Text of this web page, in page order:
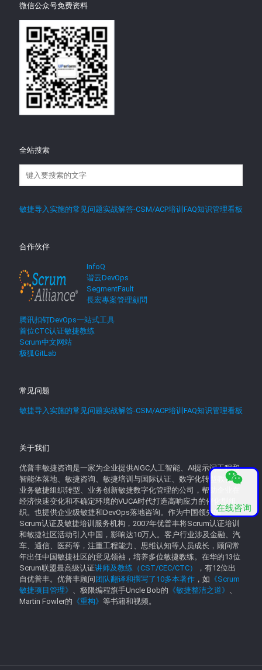
微信公众号免费资料
全站搜索
敏捷导入实施的常见问题实战解答-CSM/ACP培训FAQ知识管理看板
合作伙伴
InfoQ
谐云DevOps
SegmentFault
長宏專案管理顧問
腾讯扣钉DevOps一站式工具
首位CTC认证敏捷教练
Scrum中文网站
极狐GitLab
常见问题
敏捷导入实施的常见问题实战解答-CSM/ACP培训FAQ知识管理看板
关于我们
优普丰敏捷咨询是一家为企业提供AIGC人工智能、AI提示词工程和
智能体落地、敏捷咨询、敏捷培训与国际认证、数字化转型教育、
业务敏捷组织转型、业务创新敏捷数字化管理的公司，帮助企业在
经济快速变化和不确定环境的VUCA时代打造高响应力的催化型组
织。也提供企业级敏捷和DevOps落地咨询。作为中国领先的
Scrum认证及敏捷培训服务机构，2007年优普丰将Scrum认证培训
和敏捷社区活动引入中国，影响达10万人。客户行业涉及金融、汽
车、通信、医药等，注重工程能力、思维认知等人员成长，顾问常
年出任中国敏捷社区的意见领袖，培养多位敏捷教练。在华的13位
Scrum联盟最高级认证讲师及教练（CST/CEC/CTC）
，有12位出
自优普丰。优普丰顾问团队翻译和撰写了10多本著作 ，如 《Scrum
敏捷项目管理》
、极限编程旗手Uncle Bob的 《敏捷整洁之道》
Martin Fowler的 《重构》 等书籍和视频。
在线咨询